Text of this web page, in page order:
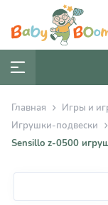
Главная Игры и
Игрушки-подвески
Sensillo z-0500